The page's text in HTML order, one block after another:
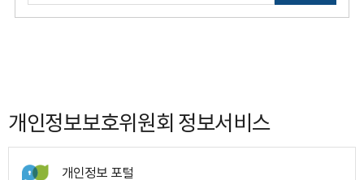
개인정보보호위원회 정보서비스
개인정보 포털